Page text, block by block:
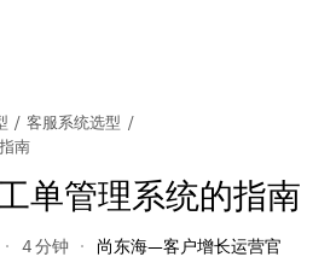
/ 客服系统选型 /
南
单管理系统的指南
4 分钟 尚东海—客户增长运营官